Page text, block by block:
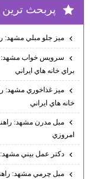
پربحث
ميز جلو مبلي مشهد:
سرويس خواب مشهد:
براي خانه هاي ايراني
ميز غذاخوري مشهد:
خانه هاي ايراني
مبل مدرن مشهد:
امروزي
دكتر عمل بيني مشهد:
مبل چرمي مشهد: